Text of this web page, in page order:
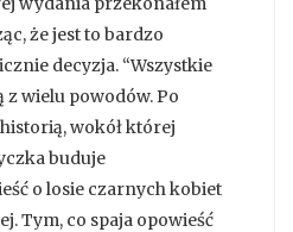
że jest to bardzo
decyzja. “Wszystkie
z wielu powodów. Po
wokół której
buduje
o losie czarnych kobiet
Tym, co spaja opowieść